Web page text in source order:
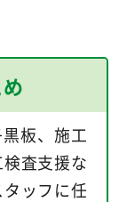
板、施工
査支援な
ッフに任